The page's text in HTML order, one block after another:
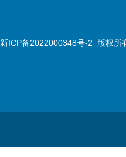
新ICP备2022000348号-2 版权所